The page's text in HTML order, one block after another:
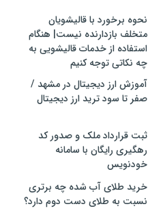
نحوه برخورد با قالیشویان
متخلف بازدارنده نیست| هنگام
استفاده از خدمات قالیشویی به
چه نکاتی توجه کنیم
آموزش ارز دیجیتال در مشهد /
صفر تا سود ترید ارز دیجیتال
ثبت قرارداد ملک و صدور کد
رهگیری رایگان با سامانه
خودنویس
خرید طلای آب شده چه برتری
نسبت به طلای دست دوم دارد؟